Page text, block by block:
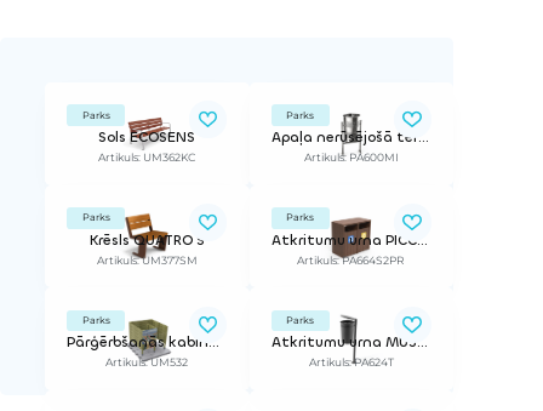
Parks
Sols ECOSENS
Artikuls: UM362KC
Parks
Apaļa nerūsējošā tērauda atkritumu urna
Artikuls: PA600MI
Parks
Krēsls QUATRO S
Artikuls: UM377SM
Parks
Atkritumu urna PICCO 2 ReBnew
Artikuls: PA664S2PR
Parks
Pārģērbšanās kabīne SURF MAD
Artikuls: UM532
Parks
Atkritumu urna MUS ar lietus pārsegu
Artikuls: PA624T